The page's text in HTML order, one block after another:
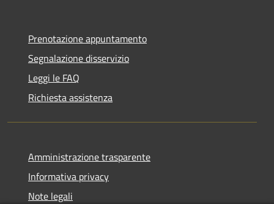
Prenotazione appuntamento
Segnalazione disservizio
Leggi le FAQ
Richiesta assistenza
Amministrazione trasparente
Informativa privacy
Note legali